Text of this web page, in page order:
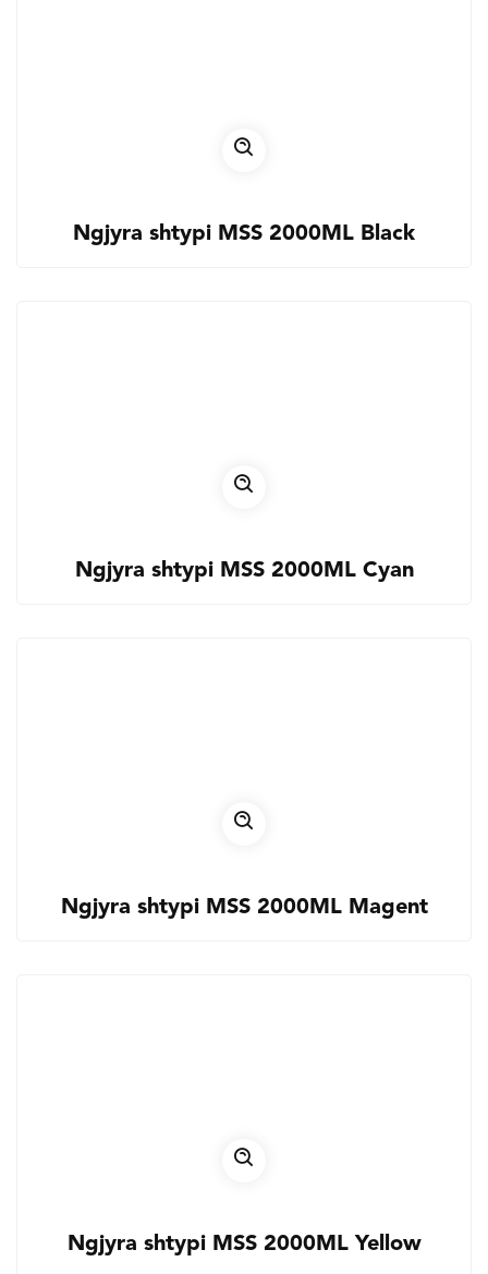
Ngjyra shtypi MSS 2000ML Black
Ngjyra shtypi MSS 2000ML Cyan
Ngjyra shtypi MSS 2000ML Magent
Ngjyra shtypi MSS 2000ML Yellow